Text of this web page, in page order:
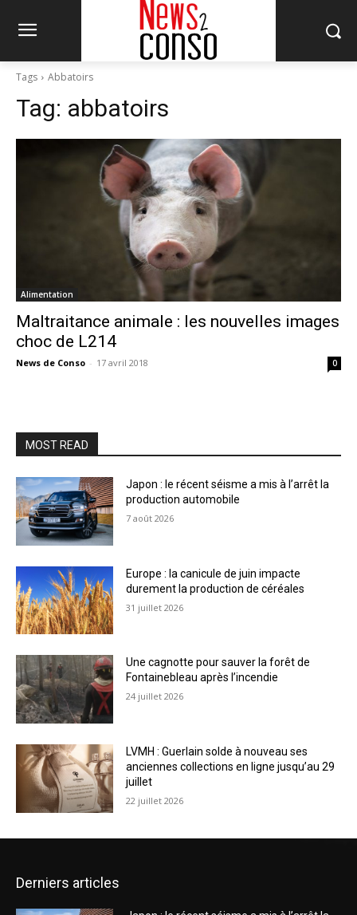
Tags Abbatoirs
Tag: abbatoirs
Alimentation
Maltraitance animale : les nouvelles images
choc de L214
News de Conso - 17 avril 2018 0
MOST READ
Japon : le récent séisme a mis à l’arrêt la
production automobile
7 août 2026
Europe : la canicule de juin impacte
durement la production de céréales
31 juillet 2026
Une cagnotte pour sauver la forêt de
Fontainebleau après l’incendie
24 juillet 2026
LVMH : Guerlain solde à nouveau ses
anciennes collections en ligne jusqu’au 29
juillet
22 juillet 2026
Derniers articles